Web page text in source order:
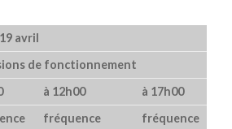
avril
de fonctionnement
à 12h00
à 17h00
fréquence fréquence